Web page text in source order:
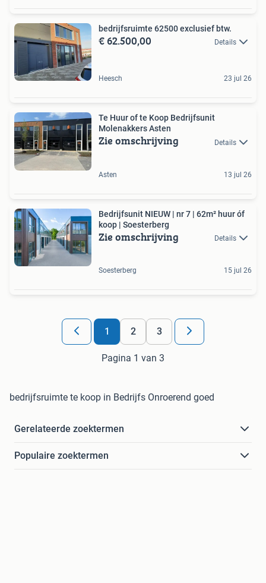
bedrijfsruimte 62500 exclusief btw.
€ 62.500,00 Details
Heesch 23 jul 26
Te Huur of te Koop Bedrijfsunit
Molenakkers Asten
Zie omschrijving Details
Asten 13 jul 26
Bedrijfsunit NIEUW | nr 7 | 62m² huur óf
koop | Soesterberg
Zie omschrijving Details
Soesterberg 15 jul 26
1 2 3
Pagina 1 van 3
bedrijfsruimte te koop in Bedrijfs Onroerend goed
Gerelateerde zoektermen
Populaire zoektermen